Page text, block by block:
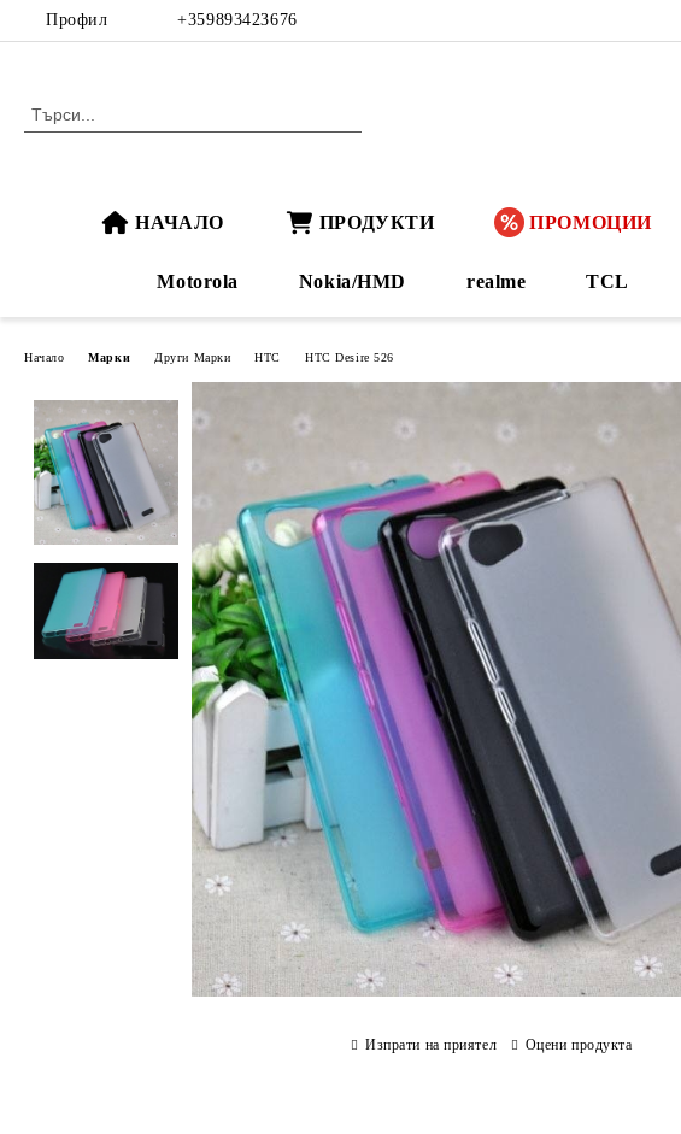
Профил +359893423676
НАЧАЛО ПРОДУКТИ ПРОМОЦИИ
Motorola Nokia/HMD realme TCL
Начало Марки Други Марки HTC HTC Desire 526
Изпрати на приятел Оцени продукта